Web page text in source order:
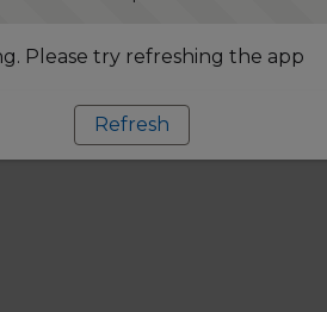
Please try refreshing the app
Refresh